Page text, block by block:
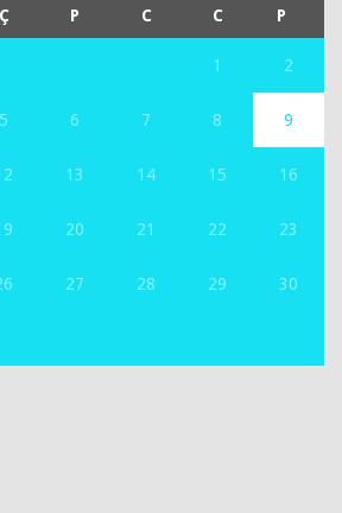
Ç P C C P
1 2
5 6 7 8 9
13 14 15 16
20 21 22 23
27 28 29 30